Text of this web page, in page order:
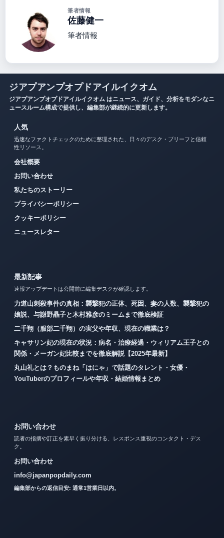
筆者情報
佐藤健一
筆者情報
ジアプアンプオプドアイルイクオム
ジアプアンプオプドアイルイクオム はニュース、ガイド、分析をモダンなニ
ュースルーム構成で提供し、編集部が継続的に更新します。
人気
迅速なファクトチェックのために整理された、日々のデスク・ブリーフと信頼
性リソース。
会社概要
お問い合わせ
私たちのストーリー
プライバシーポリシー
クッキーポリシー
ニュースレター
最新記事
速報アップデートは公開前に編集デスクが確認します。
力道山刺殺事件の真相：襲撃犯の正体、死因、妻の人数、襲撃犯の
娘説、与謝野晶子と木村雅彦のミームまで徹底検証
二千翔（服部二千翔）の実父や年収、現在の職業は？
キャサリン妃の現在の状況：病名・治療経過・ウィリアム王子との
関係・メーガン妃比較までを徹底解説【2025年最新】
丸山礼とは？ものまね「はにゃ」で話題のタレント・女優・
YouTuberのプロフィールや年収・結婚情報まとめ
お問い合わせ
読者の指摘や訂正を素早く振り分ける、レスポンス重視のコンタクト・デス
ク。
お問い合わせ
info@japanpopdaily.com
編集部からの返信目安: 通常1営業日以内。